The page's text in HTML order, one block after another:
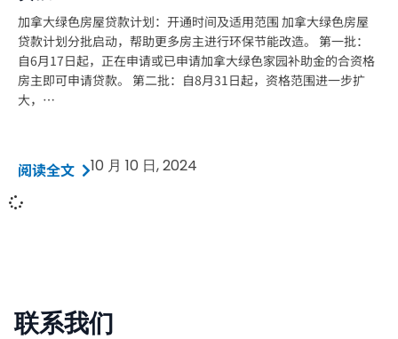
加拿大绿色房屋贷款计划：开通时间及适用范围 加拿大绿色房屋
贷款计划分批启动，帮助更多房主进行环保节能改造。 第一批：
自6月17日起，正在申请或已申请加拿大绿色家园补助金的合资格
房主即可申请贷款。 第二批：自8月31日起，资格范围进一步扩
大，…
阅读全文 10 月 10 日, 2024
联系我们